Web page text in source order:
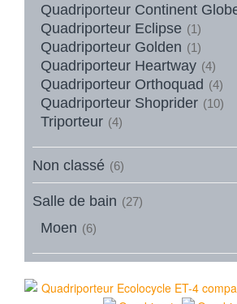
Quadriporteur Continent
Quadriporteur Eclipse (1)
Quadriporteur Golden (1)
Quadriporteur Heartway (4)
Quadriporteur Orthoquad (4)
Quadriporteur Shoprider (10)
Triporteur (4)
Non classé (6)
Salle de bain (27)
Moen (6)